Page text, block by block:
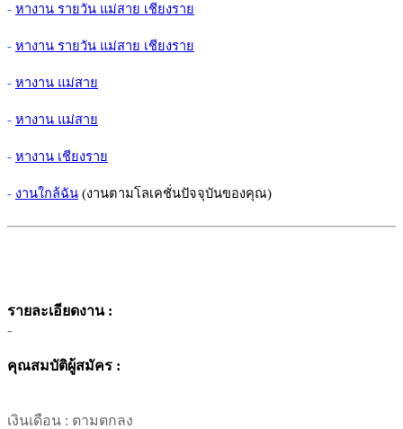
- หางาน รายวัน แม่สาย เชียงราย
- หางาน รายวัน แม่สาย เชียงราย
- หางาน แม่สาย
- หางาน แม่สาย
- หางาน เชียงราย
- งานใกล้ฉัน (งานตามโลเคชั่นปัจจุบันของคุณ)
รายละเอียดงาน :
-
คุณสมบัติผู้สมัคร :
เงินเดือน : ตามตกลง